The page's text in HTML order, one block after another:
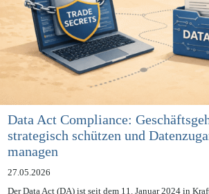
Data Act Compliance:
strategisch schützen und
managen
27.05.2026